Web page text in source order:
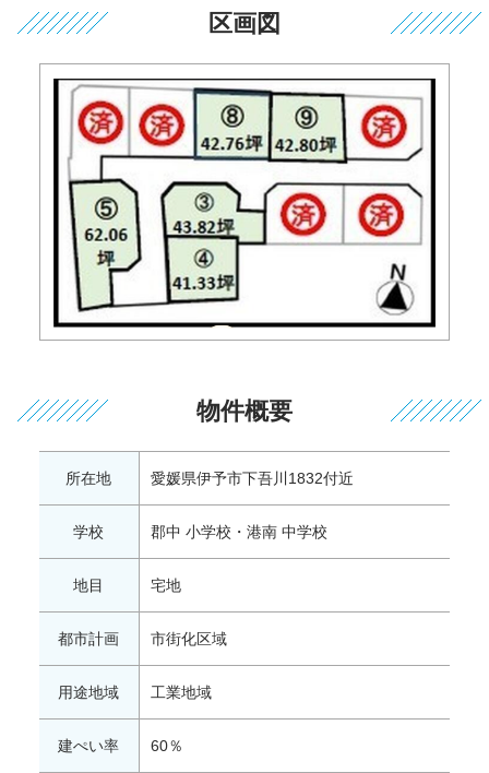
区画図
物件概要
所在地 愛媛県伊予市下吾川1832付近
学校 郡中 小学校・港南 中学校
地目 宅地
都市計画 市街化区域
用途地域 工業地域
建ぺい率 60％